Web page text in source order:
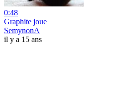
0:48
Graphite joue
SemynonA
il y a 15 ans